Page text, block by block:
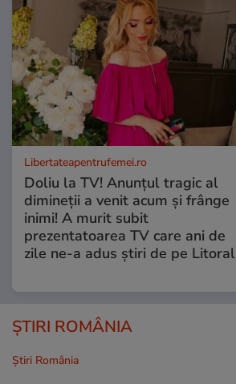
Libertateapentrufemei.ro
Doliu la TV! Anunțul tragic al
dimineții a venit acum și frânge
inimi! A murit subit
prezentatoarea TV care ani de
zile ne-a adus știri de pe Litoral
ȘTIRI ROMÂNIA
Știri România